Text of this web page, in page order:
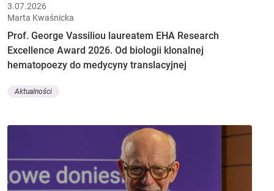
3.07.2026
Marta Kwaśnicka
Prof. George Vassiliou laureatem EHA Research
Excellence Award 2026. Od biologii klonalnej
hematopoezy do medycyny translacyjnej
Aktualności